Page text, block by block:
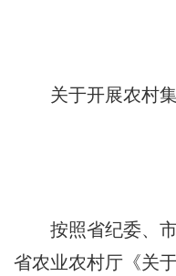
关于开展农村
按照省纪委、
省农业农村厅《关